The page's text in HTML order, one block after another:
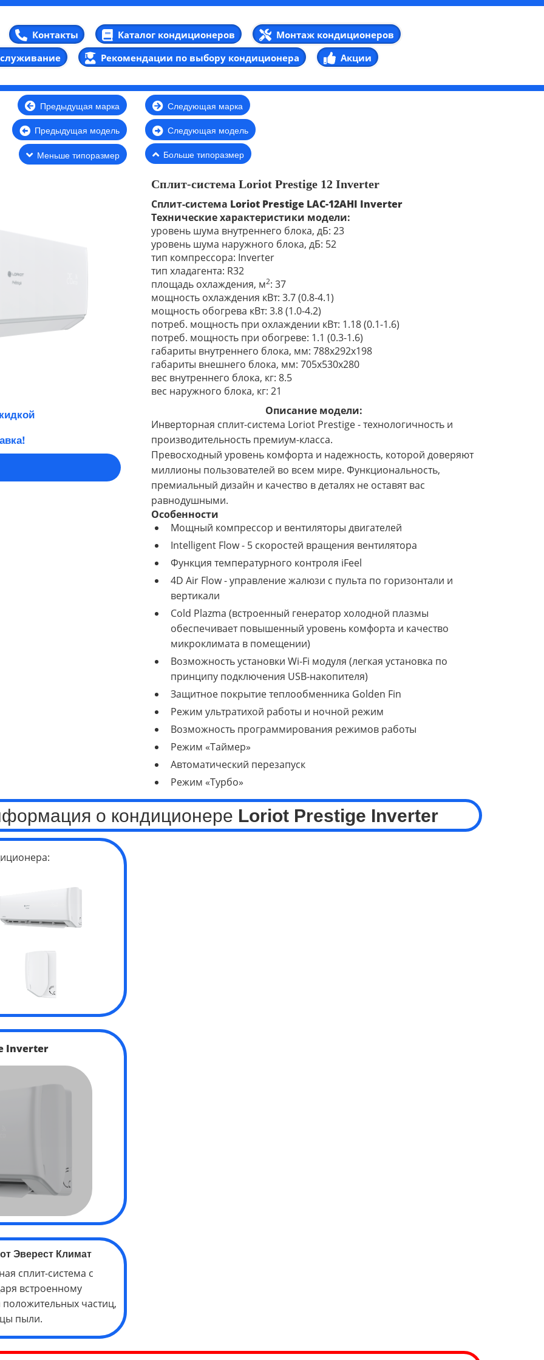
Контакты Каталог кондиционеров
Монтаж кондиционеров
Рекомендации по выбору кондиционера Акции
Предыдущая марка
Предыдущая модель
Меньше типоразмер
Следующая марка
Следующая модель
Больше типоразмер
Сплит-система Loriot Prestige 12 Inverter
Сплит-система Loriot Prestige LAC-12AHI Inverter
Технические характеристики модели:
уровень шума внутреннего блока, дБ: 23
уровень шума наружного блока, дБ: 52
тип компрессора: Inverter
тип хладагента: R32
площадь охлаждения, м2: 37
мощность охлаждения кВт: 3.7 (0.8-4.1)
мощность обогрева кВт: 3.8 (1.0-4.2)
потреб. мощность при охлаждении кВт: 1.18 (0.1-1.6)
потреб. мощность при обогреве: 1.1 (0.3-1.6)
габариты внутреннего блока, мм: 788x292x198
габариты внешнего блока, мм: 705х530х280
вес внутреннего блока, кг: 8.5
вес наружного блока, кг: 21
Описание модели:
Инверторная сплит-система Loriot Prestige - технологичность и
производительность премиум-класса.
Превосходный уровень комфорта и надежность, которой доверяют
миллионы пользователей во всем мире. Функциональность,
премиальный дизайн и качество в деталях не оставят вас
равнодушными.
Особенности
Мощный компрессор и вентиляторы двигателей
Intelligent Flow - 5 скоростей вращения вентилятора
Функция температурного контроля iFeel
4D Air Flow - управление жалюзи с пульта по горизонтали и
вертикали
Cold Plazma (встроенный генератор холодной плазмы
обеспечивает повышенный уровень комфорта и качество
микроклимата в помещении)
Возможность установки Wi-Fi модуля (легкая установка по
принципу подключения USB-накопителя)
Защитное покрытие теплообменника Golden Fin
Режим ультратихой работы и ночной режим
Возможность программирования режимов работы
Режим «Таймер»
Автоматический перезапуск
Режим «Турбо»
о кондиционере Loriot Prestige Inverter
Inverter
Эверест Климат
сплит-система с
встроенному
положительных частиц,
пыли.